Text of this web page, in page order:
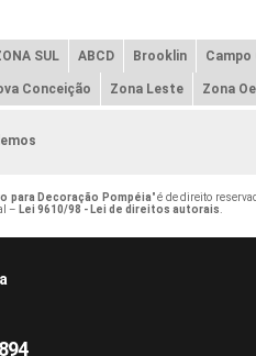
SUL ABCD Brooklin Campo
Conceição Zona Leste Zona
para Decoração Pompéia" é de direito
– Lei 9610/98 - Lei de direitos autorais